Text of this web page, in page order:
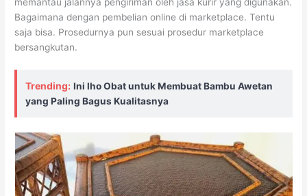
memantau jalannya pengiriman oleh jasa kurir yang digunakan.
Bagaimana dengan pembelian online di marketplace. Tentu
saja bisa. Prosedurnya pun sesuai prosedur marketplace
bersangkutan.
Trending: Ini lho Obat untuk Membuat Bambu Awetan
yang Paling Bagus Kualitasnya